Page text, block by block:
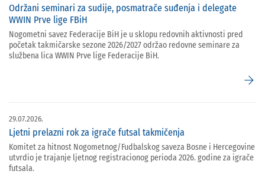
Održani seminari za sudije, posmatrače suđenja i delegate
WWIN Prve lige FBiH
Nogometni savez Federacije BiH je u sklopu redovnih aktivnosti pred
početak takmičarske sezone 2026/2027 održao redovne seminare za
službena lica WWIN Prve lige Federacije BiH.
arrow_forward
29.07.2026.
Ljetni prelazni rok za igrače futsal takmičenja
Komitet za hitnost Nogometnog/Fudbalskog saveza Bosne i Hercegovine
utvrdio je trajanje ljetnog registracionog perioda 2026. godine za igrače
futsala.